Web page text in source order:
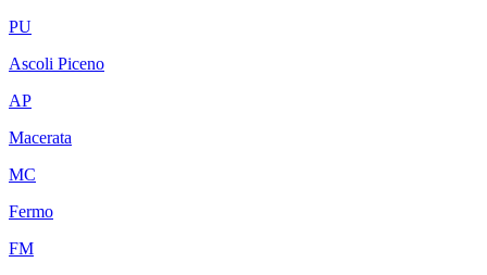
PU
Ascoli Piceno
AP
Macerata
MC
Fermo
FM